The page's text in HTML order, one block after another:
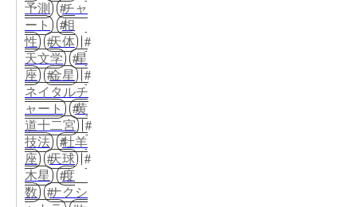
予測
チャ
ート
相
性
天体
天文学
星
座
金星
ネイタルチ
ャート
黄
道十二宮
技法
牡羊
座
天球
木星
度
数
ナクシ